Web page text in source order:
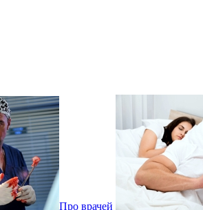
Про врачей